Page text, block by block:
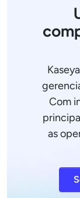
Com
as